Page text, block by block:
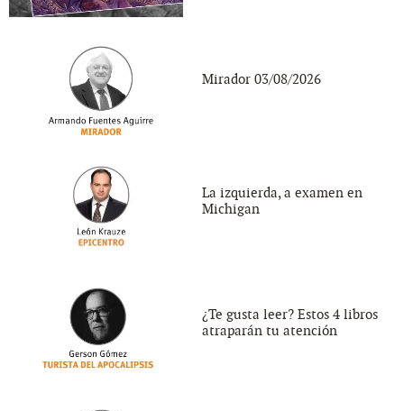
Mirador 03/08/2026
La izquierda, a examen en
Michigan
¿Te gusta leer? Estos 4 libros
atraparán tu atención